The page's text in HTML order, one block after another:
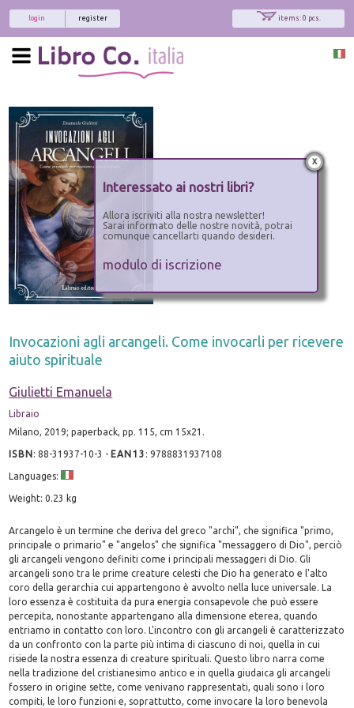
items: 0 pcs.
register
login
Invocazioni agli arcangeli. Come invocarli per ricevere
aiuto spirituale
Giulietti Emanuela
Libraio
Milano, 2019; paperback, pp. 115, cm 15x21.
ISBN:88-31937-10-3 - EAN13 :9788831937108
Languages:
Weight: 0.23 kg
Arcangelo è un termine che deriva del greco "archi", che significa "primo,
principale o primario" e "angelos" che significa "messaggero di Dio", perciò
gli arcangeli vengono definiti come i principali messaggeri di Dio. Gli
arcangeli sono tra le prime creature celesti che Dio ha generato e l'alto
coro della gerarchia cui appartengono è avvolto nella luce universale. La
loro essenza è costituita da pura energia consapevole che può essere
percepita, nonostante appartengano alla dimensione eterea, quando
entriamo in contatto con loro. L'incontro con gli arcangeli è caratterizzato
da un confronto con la parte più intima di ciascuno di noi, quella in cui
risiede la nostra essenza di creature spirituali. Questo libro narra come
nella tradizione del cristianesimo antico e in quella giudaica gli arcangeli
fossero in origine sette, come venivano rappresentati, quali sono i loro
compiti, le loro funzioni e, soprattutto, come invocare la loro benevola
x
Interessato ai nostri libri?
Allora iscriviti alla nostra newsletter!
Sarai informato delle nostre novità, potrai
comunque cancellarti quando desideri.
modulo di iscrizione